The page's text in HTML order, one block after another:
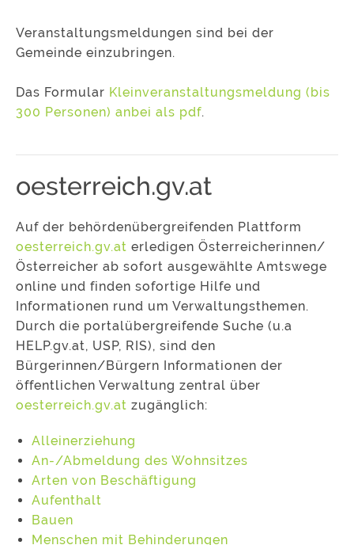
Veranstaltungsmeldungen sind bei der
Gemeinde einzubringen.
Das Formular Kleinveranstaltungsmeldung (bis
300 Personen) anbei als pdf.
oesterreich.gv.at
Auf der behördenübergreifenden Plattform
oesterreich.gv.at erledigen Österreicherinnen/
Österreicher ab sofort ausgewählte Amtswege
online und finden sofortige Hilfe und
Informationen rund um Verwaltungsthemen.
Durch die portalübergreifende Suche (u.a
HELP.gv.at, USP, RIS), sind den
Bürgerinnen/Bürgern Informationen der
öffentlichen Verwaltung zentral über
oesterreich.gv.at zugänglich:
Alleinerziehung
An-/Abmeldung des Wohnsitzes
Arten von Beschäftigung
Aufenthalt
Bauen
Menschen mit Behinderungen